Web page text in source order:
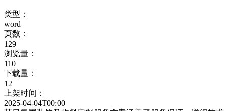
类型：
word
页数：
129
浏览量：
110
下载量：
12
上架时间：
2025-04-04T00:00